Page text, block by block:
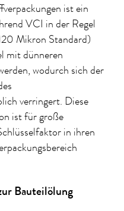
ist ein
VCI in der Regel
Mikron Standard)
mit dünneren
wodurch sich der
verringert. Diese
ist für große
in ihren
Bauteilölung